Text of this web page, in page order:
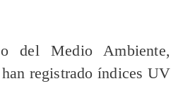
del Medio Ambiente,
registrado índices UV